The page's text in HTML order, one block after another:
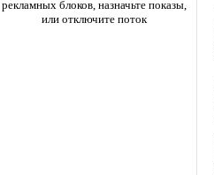
рекламных блоков, назначьте показы,
или отключите поток